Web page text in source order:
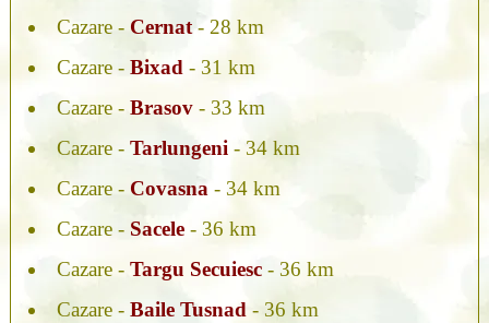
Cazare - Cernat- 28 km
Cazare - Bixad- 31 km
Cazare - Brasov- 33 km
Cazare - Tarlungeni- 34 km
Cazare - Covasna- 34 km
Cazare - Sacele- 36 km
Cazare - Targu Secuiesc- 36 km
Cazare - Baile Tusnad- 36 km